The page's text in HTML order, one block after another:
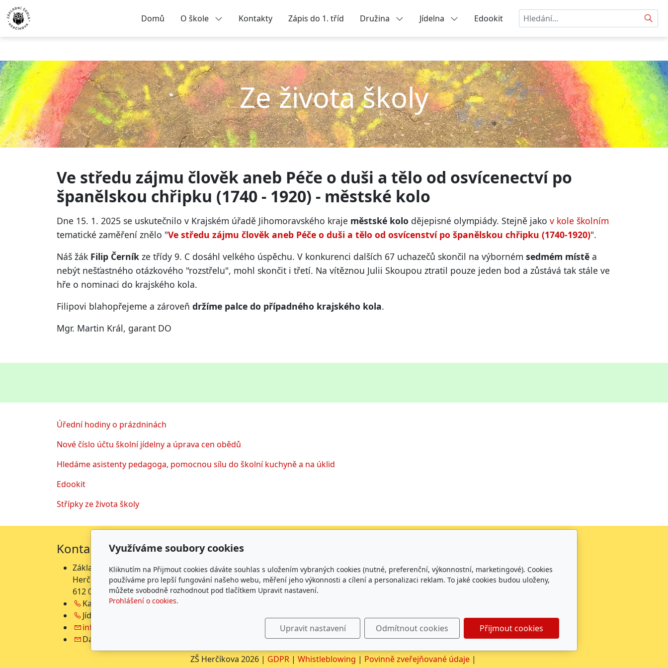
Domů O škole Kontakty Zápis do 1. tříd Družina Jídelna Edookit Hledat
Ze života školy
Ve středu zájmu člověk aneb Péče o duši a tělo od osvícenectví po
španělskou chřipku (1740 - 1920) - městské kolo
Dne 15. 1. 2025 se uskutečnilo v Krajském úřadě Jihomoravského kraje městské kolo dějepisné olympiády. Stejně jako v kole školním
tematické zaměření znělo "Ve středu zájmu člověk aneb Péče o duši a tělo od osvícenství po španělskou chřipku (1740-1920)".
Náš žák Filip Černík ze třídy 9. C dosáhl velkého úspěchu. V konkurenci dalších 67 uchazečů skončil na výborném sedmém místě a
nebýt nešťastného otázkového "rozstřelu", mohl skončit i třetí. Na vítěznou Julii Skoupou ztratil pouze jeden bod a zůstává tak stále ve
hře o nominaci do krajského kola.
Filipovi blahopřejeme a zároveň držíme palce do případného krajského kola.
Mgr. Martin Král, garant DO
Úřední hodiny o prázdninách
Nové číslo účtu školní jídelny a úprava cen obědů
Hledáme asistenty pedagoga, pomocnou sílu do školní kuchyně a na úklid
Edookit
Střípky ze života školy
Kontakty
Základní škola
Herčíkova 19
612 00 Brno →mapa
Kancelář:541 212 453
Jídelna:
info@zshercikova.cz
Datová schránka: guw6fx2
Fakturační adresa
Základní škola, Brno,
Herčíkova 19,
příspěvková organizace
Nejsme plátci DPH
Škola: 27225621/0100
Jídelna: 1027831896/0100
ZŠ Herčíkova 2026 | GDPR| Whistleblowing | Povinně zveřejňované údaje|
Využíváme soubory cookies
Kliknutím na Přijmout cookies dáváte souhlas s uložením vybraných cookies (nutné, preferenční, výkonnostní, marketingové). Cookies
používáme pro lepší fungování našeho webu, měření jeho výkonnosti a cílení a personalizaci reklam. To jaké cookies budou uloženy,
můžete svobodně rozhodnout pod tlačítkem Upravit nastavení.
Prohlášení o cookies.
Upravit nastavení Odmítnout cookies Přijmout cookies